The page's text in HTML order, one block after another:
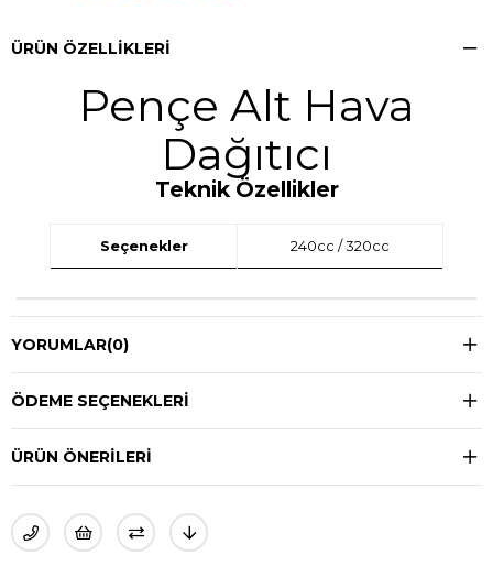
ÜRÜN ÖZELLIKLERI
Pençe Alt Hava
Dağıtıcı
Teknik Özellikler
Seçenekler 240cc / 320cc
YORUMLAR(0)
ÖDEME SEÇENEKLERI
ÜRÜN ÖNERILERI